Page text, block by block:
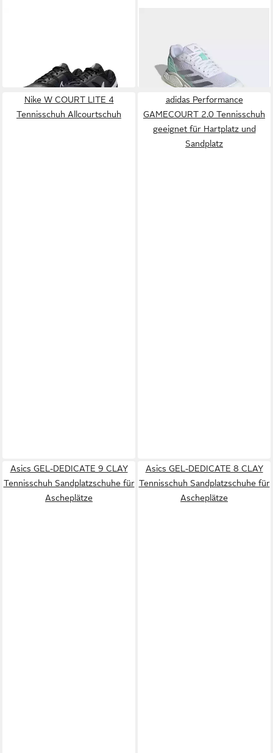
SCHUH Tennisschuh (2-tlg)
80,00 €
Nike W COURT LITE 4
Tennisschuh Allcourtschuh
adidas Performance
GAMECOURT 2.0 Tennisschuh
geeignet für Hartplatz und
Sandplatz
Asics GEL-DEDICATE 9 CLAY
Tennisschuh Sandplatzschuhe für
Ascheplätze
Asics GEL-DEDICATE 8 CLAY
Tennisschuh Sandplatzschuhe für
Ascheplätze